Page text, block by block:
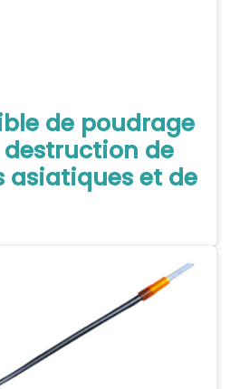
de poudrage
de
asiatiques et de